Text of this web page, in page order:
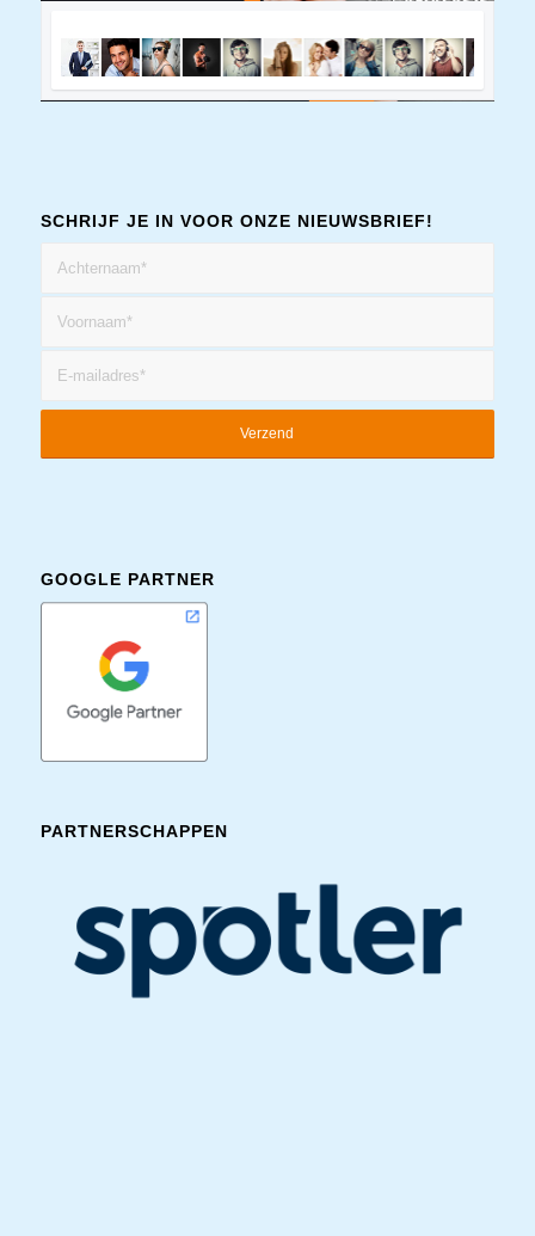
SCHRIJF JE IN VOOR ONZE NIEUWSBRIEF!
GOOGLE PARTNER
PARTNERSCHAPPEN